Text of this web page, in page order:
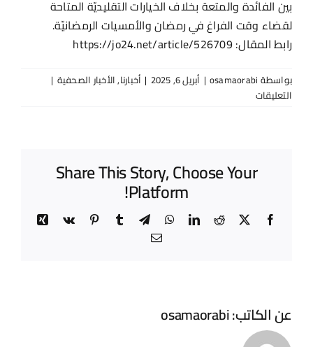
بين الفائدة والمتعة بخلاف الخيارات التقليديّة المتاحة
لقضاء وقت الفراغ في رمضان والأمسيات الرمضانيّة.
رابط المقال: https://jo24.net/article/526709
بواسطة osamaorabi
| أبريل 6, 2025 | أخبارنا,الأخبار الصحفية |
التعليقاتعلى
تجربة
مبتكرة
مغلقة
Share This Story, Choose Your
Platform!
Facebook
X
Reddit
LinkedIn
WhatsApp
Telegram
Tumblr
Pinterest
Vk
Xing
Email
عن الكاتب:osamaorabi